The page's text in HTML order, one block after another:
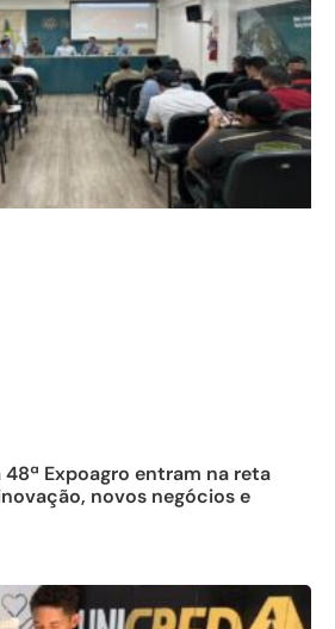
Expoagro entram na reta
novos negócios e